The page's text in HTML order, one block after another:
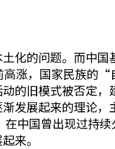
化的问题。而中
涨，国家民族的
的旧模式被否定
发展起来的理论
中国曾出现过持
来。